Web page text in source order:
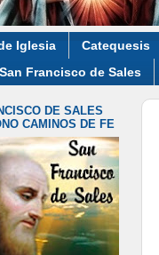
Iglesia Catequesis
Francisco de Sales
DE SALES
CAMINOS DE FE